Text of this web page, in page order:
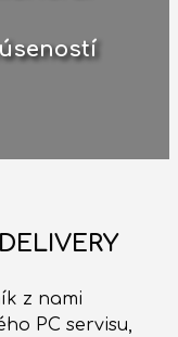
z nami
PC servisu,